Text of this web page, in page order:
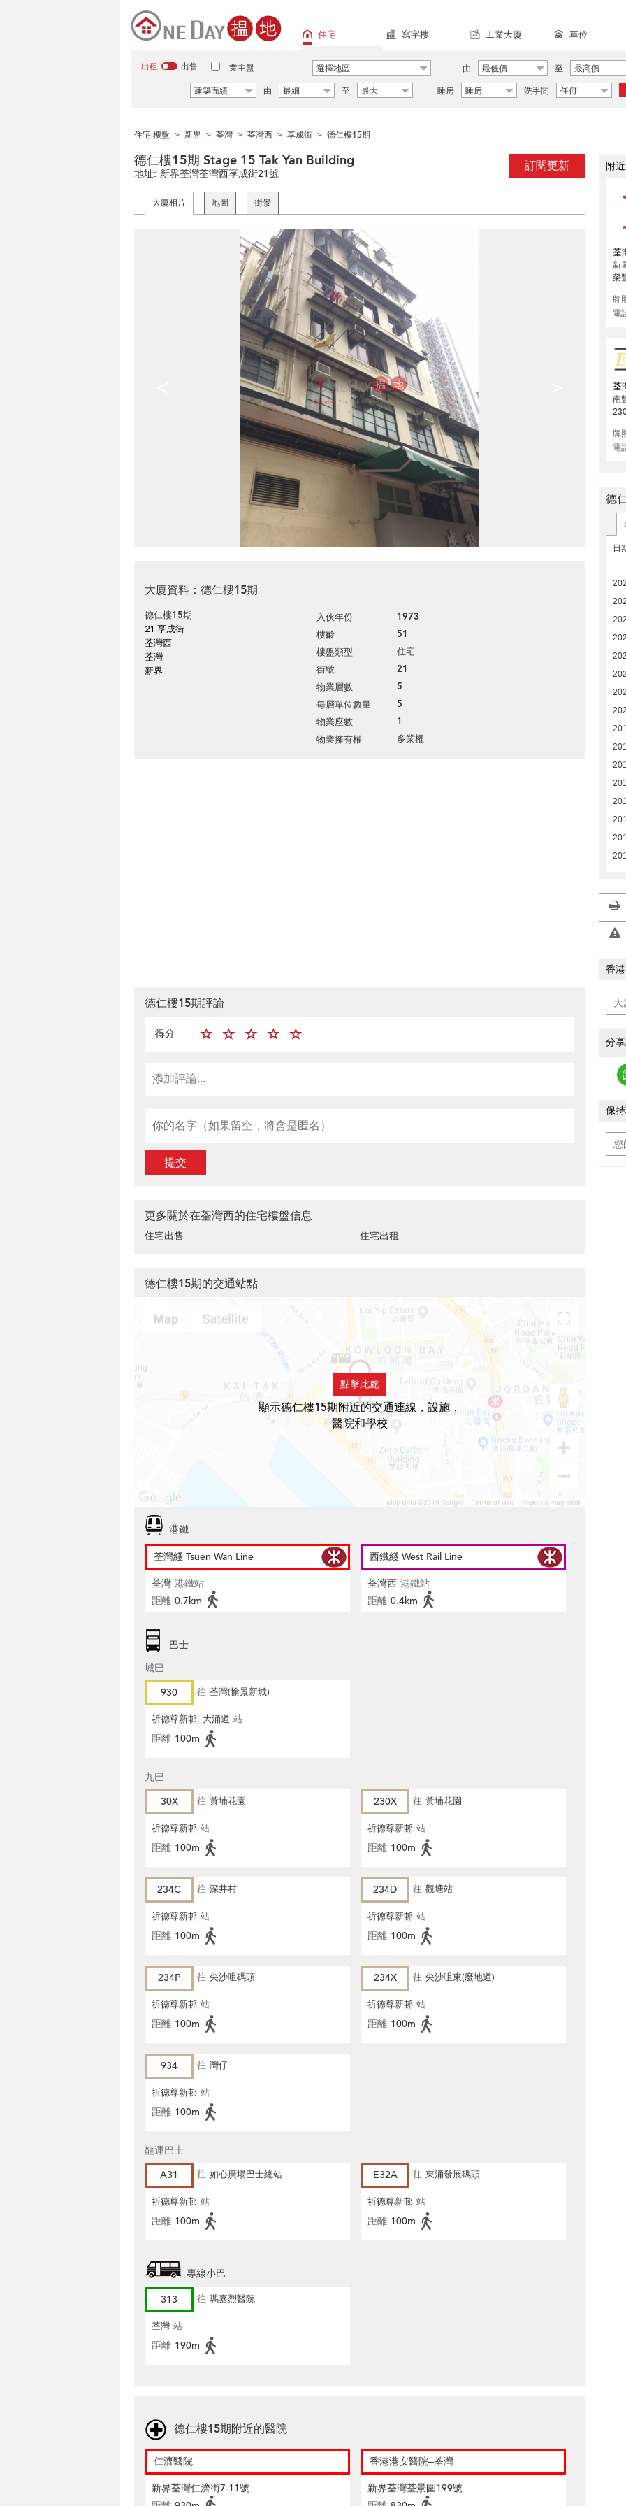
住宅 寫字樓 工業大廈 車位
出租 出售 業主盤 選擇地區 由 最低價 至
最高價
建築面績
由 最細 至 最大 睡房 睡房 洗手間 任何
住宅 樓盤 > 新界 > 荃灣 > 荃灣西 > 享成街 > 德仁樓15期
訂閱更新
德仁樓15期 Stage 15 Tak Yan Building
地址: 新界荃灣荃灣西享成街21號
大廈相片 地圖 街景
大廈資料：德仁樓15期
德仁樓15期
21 享成街
荃灣西
荃灣
新界
入伙年份 1973
樓齡 51
樓盤類型 住宅
街號 21
物業層數 5
每層單位數量 5
物業座數 1
物業擁有權 多業權
德仁樓15期評論
得分
提交
更多關於在荃灣西的住宅樓盤信息
住宅出售 住宅出租
德仁樓15期的交通站點
點擊此處
顯示德仁樓15期附近的交通連線，設施，
醫院和學校
港鐵
荃灣綫 Tsuen Wan Line
荃灣 港鐵站
距離 0.7km
西鐵綫 West Rail Line
荃灣西 港鐵站
距離 0.4km
巴士
城巴
930
往 荃灣(愉景新城)
祈德尊新邨, 大涌道 站
距離 100m
九巴
30X
往 黃埔花園
祈德尊新邨 站
距離 100m
230X 往 黃埔花園
祈德尊新邨 站
距離 100m
234C 往 深井村
祈德尊新邨 站
距離 100m
234D 往 觀塘站
祈德尊新邨 站
距離 100m
234P 往 尖沙咀碼頭
祈德尊新邨 站
距離 100m
234X 往 尖沙咀東(麼地道)
祈德尊新邨 站
距離 100m
934 往 灣仔
祈德尊新邨 站
距離 100m
龍運巴士
A31
往 如心廣場巴士總站
祈德尊新邨 站
距離 100m
E32A 往 東涌發展碼頭
祈德尊新邨 站
距離 100m
專線小巴
313
往 瑪嘉烈醫院
荃灣 站
距離 190m
德仁樓15期附近的醫院
仁濟醫院
新界荃灣仁濟街7-11號
香港港安醫院–荃灣
新界荃灣荃景圍199號
附
荃
新
榮
牌
電
荃
南
牌
電
德
日
香
分
保